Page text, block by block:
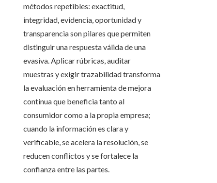
métodos repetibles: exactitud,
integridad, evidencia, oportunidad y
transparencia son pilares que permiten
distinguir una respuesta válida de una
evasiva. Aplicar rúbricas, auditar
muestras y exigir trazabilidad transforma
la evaluación en herramienta de mejora
continua que beneficia tanto al
consumidor como a la propia empresa;
cuando la información es clara y
verificable, se acelera la resolución, se
reducen conflictos y se fortalece la
confianza entre las partes.